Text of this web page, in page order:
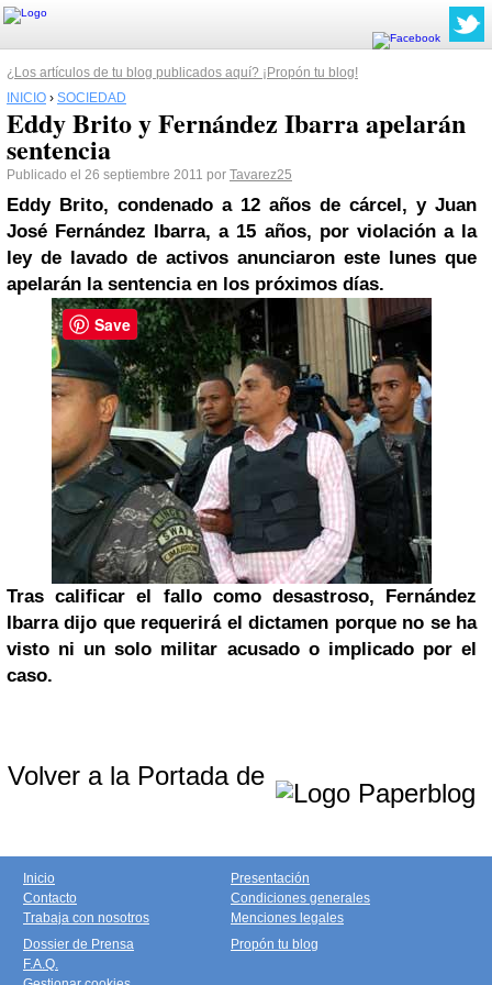
¿Los artículos de tu blog publicados aquí? ¡Propón tu blog!
INICIO › SOCIEDAD
Eddy Brito y Fernández Ibarra apelarán
sentencia
Publicado el 26 septiembre 2011 por Tavarez25
Eddy Brito, condenado a 12 años de cárcel, y Juan
José Fernández Ibarra, a 15 años, por violación a la
ley de lavado de activos anunciaron este lunes que
apelarán la sentenciaen los próximos días.
Tras calificar el fallo como desastroso, Fernández
Ibarra dijo que requerirá el dictamen porque no se ha
visto ni un solo militar acusado o implicado por el
caso.
Volver a la Portada de
Inicio
Contacto
Trabaja con nosotros
Presentación
Condiciones generales
Menciones legales
Dossier de Prensa
F.A.Q.
Propón tu blog
Save